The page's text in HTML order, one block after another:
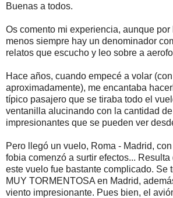
Buenas a todos.
Os comento mi experiencia, aunque por
menos siempre hay un denominador
relatos que escucho y leo sobre a
Hace años, cuando empecé a volar
aproximadamente), me encantaba
típico pasajero que se tiraba todo el
ventanilla alucinando con la cantidad
impresionantes que se pueden ver
Pero llegó un vuelo, Roma - Madrid,
fobia comenzó a surtir efectos...
este vuelo fue bastante complicado. Se
MUY TORMENTOSA en Madrid,
viento impresionante. Pues bien, el